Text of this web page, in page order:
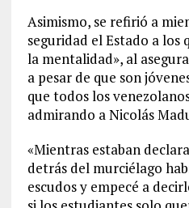
Asimismo, se refirió a
seguridad el Estado a los
la mentalidad», al
a pesar de que son
que todos los
admirando a Nicolás
«Mientras estaban
detrás del murciélago
escudos y empecé a